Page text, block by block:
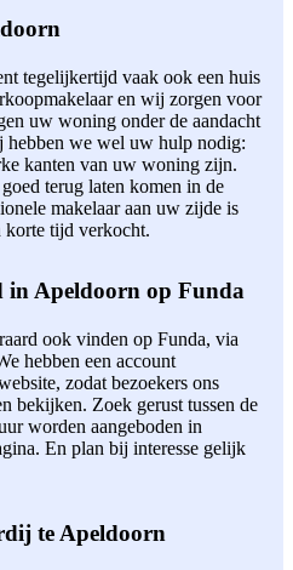
tegelijkertijd vaak ook een huis
en wij zorgen voor
uw woning onder de aandacht
hebben we wel uw hulp nodig:
kanten van uw woning zijn.
terug laten komen in de
makelaar aan uw zijde is
tijd verkocht.
in Apeldoorn op Funda
ook vinden op Funda, via
hebben een account
zodat bezoekers ons
bekijken. Zoek gerust tussen de
worden aangeboden in
En plan bij interesse gelijk
te Apeldoorn